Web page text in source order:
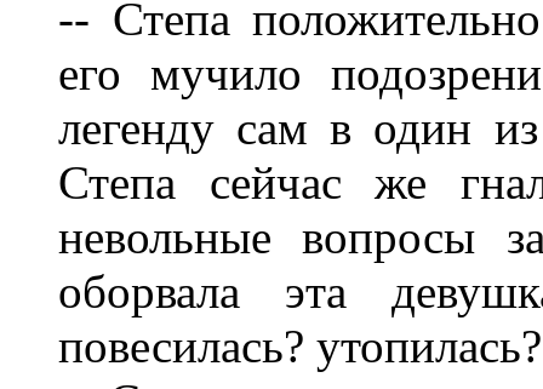
-- Степа
его мучило
легенду сам в один
Степа сейчас же
невольные вопросы
оборвала эта
повесилась?